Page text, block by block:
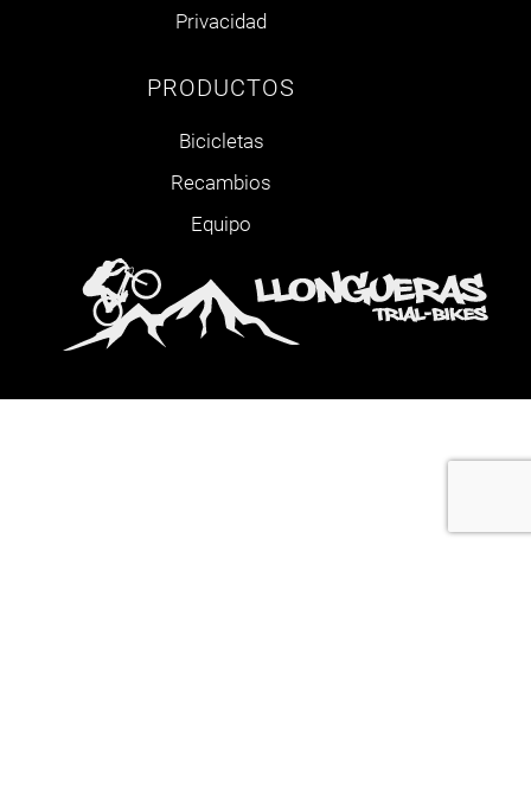
Privacidad
PRODUCTOS
Bicicletas
Recambios
Equipo